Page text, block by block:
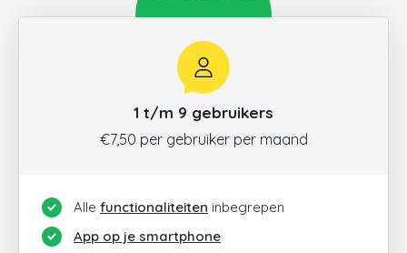
1 t/m 9 gebruikers
€7,50 per gebruiker per maand
Alle functionaliteiten inbegrepen
App op je smartphone